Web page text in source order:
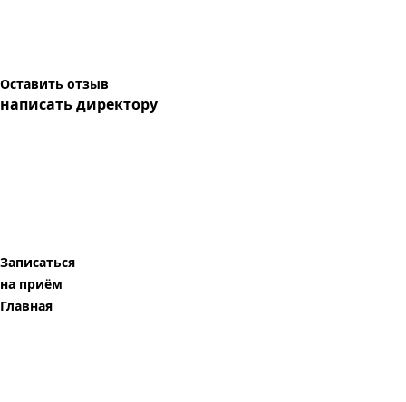
Оставить отзыв
написать директору
Записаться
на приём
Главная